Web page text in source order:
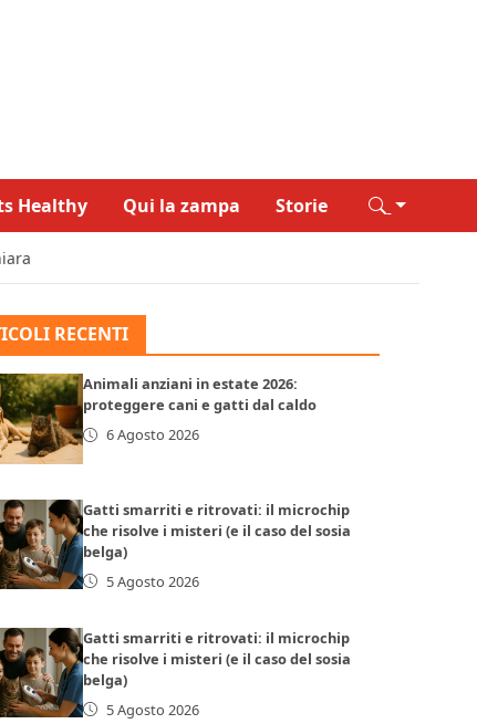
Healthy Qui la zampa Storie
RECENTI
Animali anziani in estate 2026:
proteggere cani e gatti dal caldo
6 Agosto 2026
Gatti smarriti e ritrovati: il microchip
che risolve i misteri (e il caso del sosia
belga)
5 Agosto 2026
Gatti smarriti e ritrovati: il microchip
che risolve i misteri (e il caso del sosia
belga)
5 Agosto 2026